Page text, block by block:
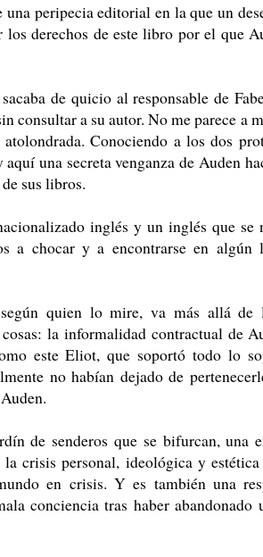
peripecia editorial en la que un
derechos de este libro por el que
de quicio al responsable de
consultar a su autor. No me parece a
Conociendo a los dos
una secreta venganza de Auden
sus libros.
inglés y un inglés que se
a chocar y a encontrarse en algún
quien lo mire, va más allá de
la informalidad contractual de
este Eliot, que soportó todo lo
no habían dejado de
de senderos que se bifurcan, una
crisis personal, ideológica y
en crisis. Y es también una
conciencia tras haber abandonado